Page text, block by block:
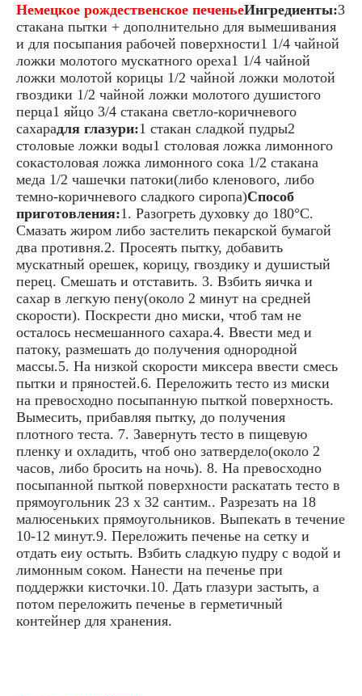
Немецкое рождественское печеньеИнгредиенты:3
стакана пытки + дополнительно для вымешивания
и для посыпания рабочей поверхности1 1/4 чайной
ложки молотого мускатного ореха1 1/4 чайной
ложки молотой корицы 1/2 чайной ложки молотой
гвоздики 1/2 чайной ложки молотого душистого
перца1 яйцо 3/4 стакана светло-коричневого
сахарадля глазури:1 стакан сладкой пудры2
столовые ложки воды1 столовая ложка лимонного
сокастоловая ложка лимонного сока 1/2 стакана
меда 1/2 чашечки патоки(либо кленового, либо
темно-коричневого сладкого сиропа)Способ
приготовления:1. Разогреть духовку до 180°С.
Смазать жиром либо застелить пекарской бумагой
два противня.2. Просеять пытку, добавить
мускатный орешек, корицу, гвоздику и душистый
перец. Смешать и отставить. 3. Взбить яичка и
сахар в легкую пену(около 2 минут на средней
скорости). Поскрести дно миски, чтоб там не
осталось несмешанного сахара.4. Ввести мед и
патоку, размешать до получения однородной
массы.5. На низкой скорости миксера ввести смесь
пытки и пряностей.6. Переложить тесто из миски
на превосходно посыпанную пыткой поверхность.
Вымесить, прибавляя пытку, до получения
плотного теста. 7. Завернуть тесто в пищевую
пленку и охладить, чтоб оно затвердело(около 2
часов, либо бросить на ночь). 8. На превосходно
посыпанной пыткой поверхности раскатать тесто в
прямоугольник 23 x 32 сантим.. Разрезать на 18
малюсеньких прямоугольников. Выпекать в течение
10-12 минут.9. Переложить печенье на сетку и
отдать еиу остыть. Взбить сладкую пудру с водой и
лимонным соком. Нанести на печенье при
поддержки кисточки.10. Дать глазури застыть, а
потом переложить печенье в герметичный
контейнер для хранения.